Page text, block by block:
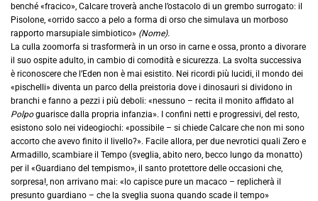
benché «fracico», Calcare troverà anche l’ostacolo di un grembo surrogato: il
Pisolone, «orrido sacco a pelo a forma di orso che simulava un morboso
rapporto marsupiale simbiotico» (Nome).
La culla zoomorfa si trasformerà in un orso in carne e ossa, pronto a divorare
il suo ospite adulto, in cambio di comodità e sicurezza. La svolta successiva
è riconoscere che l’Eden non è mai esistito. Nei ricordi più lucidi, il mondo dei
«pischelli» diventa un parco della preistoria dove i dinosauri si dividono in
branchi e fanno a pezzi i più deboli: «nessuno – recita il monito affidato al
Polpoguarisce dalla propria infanzia». I confini netti e progressivi, del resto,
esistono solo nei videogiochi: «possibile – si chiede Calcare che non mi sono
accorto che avevo finito il livello?». Facile allora, per due nevrotici quali Zero e
Armadillo, scambiare il Tempo (sveglia, abito nero, becco lungo da monatto)
per il «Guardiano del tempismo», il santo protettore delle occasioni che,
sorpresa!, non arrivano mai: «lo capisce pure un macaco – replicherà il
presunto guardiano – che la sveglia suona quando scade il tempo»